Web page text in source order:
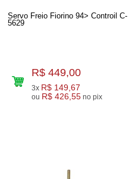
Servo Freio Fiorino 94> Controil C-
5629
R$ 449,00
3x R$ 149,67
ou R$ 426,55 no pix